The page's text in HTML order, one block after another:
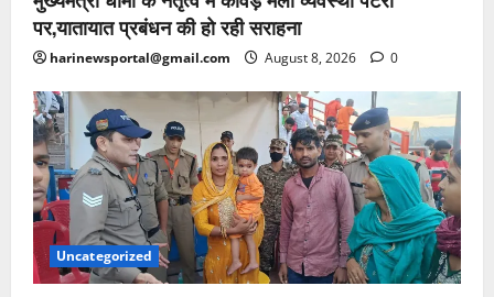
पर,यातायात प्रबंधन की हो रही सराहना
harinewsportal@gmail.com August 8, 2026 0
Uncategorized